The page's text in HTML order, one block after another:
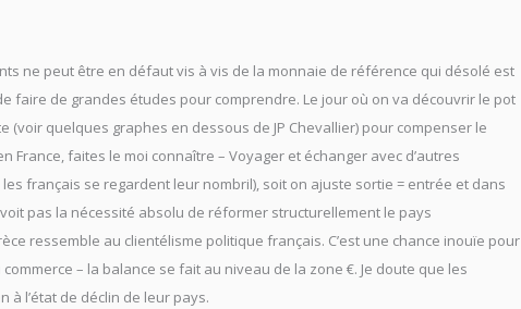
ne peut être en défaut vis à vis de la monnaie de référence qui désolé est
faire de grandes études pour comprendre. Le jour où on va découvrir le pot
(voir quelques graphes en dessous de JP Chevallier) pour compenser le
faites le moi connaître – Voyager et échanger avec d’autres
français se regardent leur nombril), soit on ajuste sortie = entrée et dans
pas la nécessité absolu de réformer structurellement le pays
ressemble au clientélisme politique français. C’est une chance inouïe pour
– la balance se fait au niveau de la zone €. Je doute que les
l’état de déclin de leur pays.